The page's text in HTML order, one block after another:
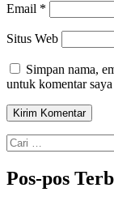
Email *
Situs Web
Simpan nama,
untuk komentar
Cari
untuk:
Pos-pos